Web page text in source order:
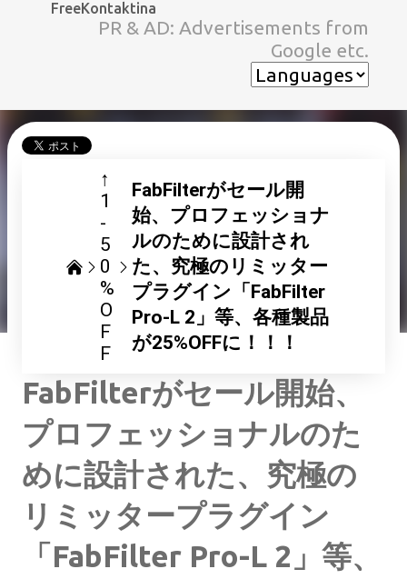
スキップしてメイン コンテンツに移動
FreeKontaktina
PR & AD: Advertisements from
Google etc.
↑
1
-
5
0
%
O
F
F
FabFilterがセール開
始、プロフェッショナ
ルのために設計され
た、究極のリミッター
プラグイン「FabFilter
Pro-L 2」等、各種製品
が25%OFFに！！！
FabFilterがセール開始、
プロフェッショナルのた
めに設計された、究極の
リミッタープラグイン
「FabFilter Pro-L 2」等、